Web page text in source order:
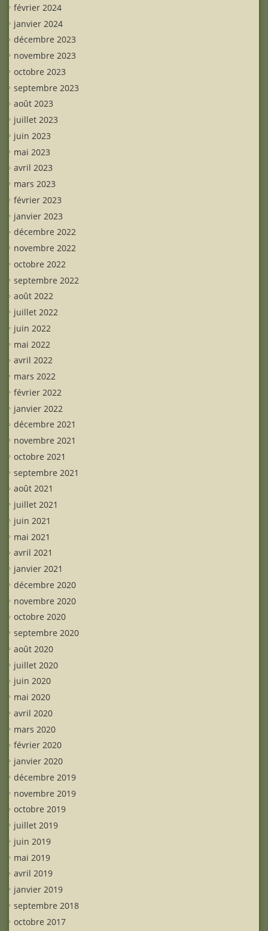
février 2024
janvier 2024
décembre 2023
novembre 2023
octobre 2023
septembre 2023
août 2023
juillet 2023
juin 2023
mai 2023
avril 2023
mars 2023
février 2023
janvier 2023
décembre 2022
novembre 2022
octobre 2022
septembre 2022
août 2022
juillet 2022
juin 2022
mai 2022
avril 2022
mars 2022
février 2022
janvier 2022
décembre 2021
novembre 2021
octobre 2021
septembre 2021
août 2021
juillet 2021
juin 2021
mai 2021
avril 2021
janvier 2021
décembre 2020
novembre 2020
octobre 2020
septembre 2020
août 2020
juillet 2020
juin 2020
mai 2020
avril 2020
mars 2020
février 2020
janvier 2020
décembre 2019
novembre 2019
octobre 2019
juillet 2019
juin 2019
mai 2019
avril 2019
janvier 2019
septembre 2018
octobre 2017